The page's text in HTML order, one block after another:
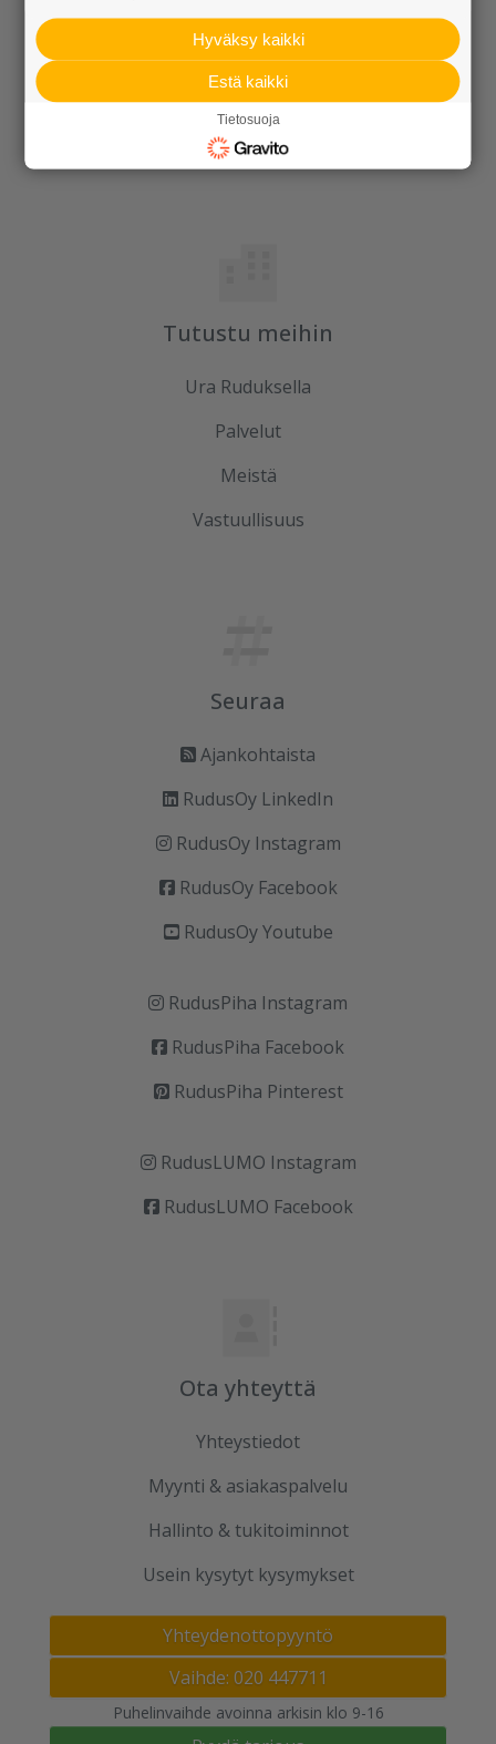
Kotipolku
Kotipolku blogi
Ideakuvasto
Tutustu meihin
Ura Ruduksella
Palvelut
Meistä
Vastuullisuus
Seuraa
Ajankohtaista
RudusOy LinkedIn
RudusOy Instagram
RudusOy Facebook
RudusOy Youtube
RudusPiha Instagram
RudusPiha Facebook
RudusPiha Pinterest
RudusLUMO Instagram
RudusLUMO Facebook
Ota yhteyttä
Yhteystiedot
Myynti & asiakaspalvelu
Hallinto & tukitoiminnot
Usein kysytyt kysymykset
Yhteydenottopyyntö
Vaihde: 020 447711
Puhelinvaihde avoinna arkisin klo 9-16
Hyväksy kaikki
Estä kaikki
Tietosuoja